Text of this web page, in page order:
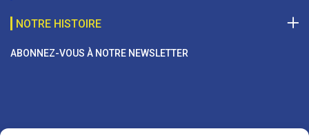
NOTRE HISTOIRE
ABONNEZ-VOUS À NOTRE NEWSLETTER